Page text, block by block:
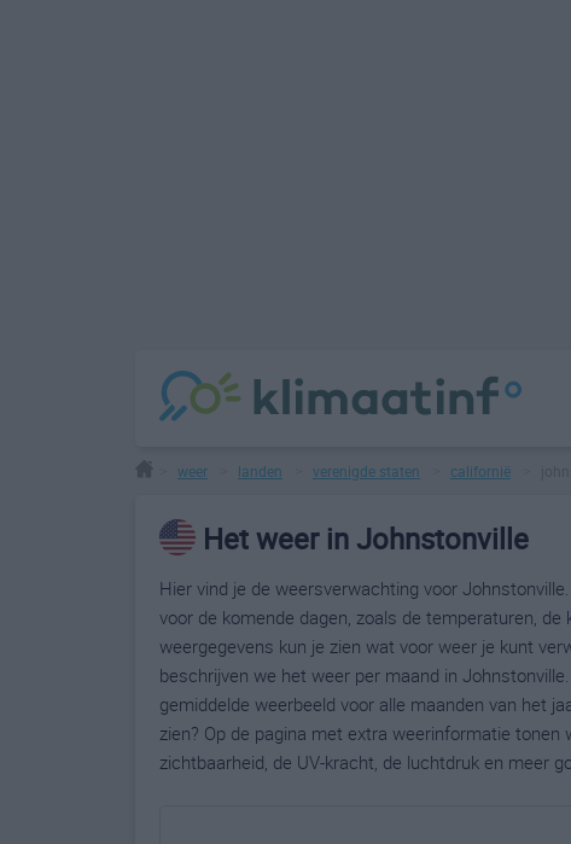
weer landen verenigde staten californië
Het weer in Johnstonville
Hier vind je de weersverwachting voor
voor de komende dagen, zoals de temperaturen,
weergegevens kun je zien wat voor weer je kunt
beschrijven we het weer per maand in
gemiddelde weerbeeld voor alle maanden van het
zien? Op de pagina met extra weerinformatie
zichtbaarheid, de UV-kracht, de luchtdruk en meer